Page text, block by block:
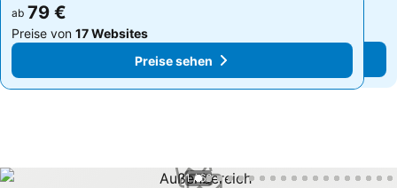
ab 79 €
Preise von 17 Websites
Preise sehen
ab 79 €
Preise von 17 Websites
Preise sehen
1 / 66